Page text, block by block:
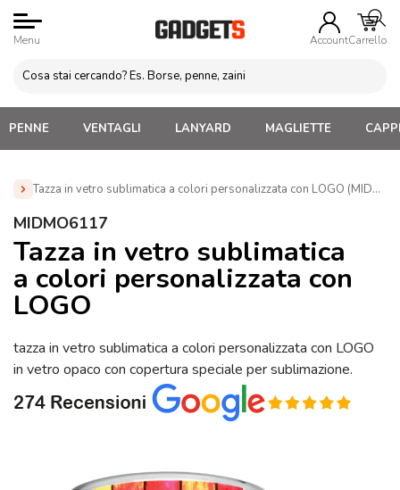
Menu AccountCarrello
PENNE VENTAGLI LANYARD MAGLIETTE
Tazza in vetro sublimatica a colori personalizzata con LOGO
Home » Tazze e bicchieri
(MIDMO6117)
MIDMO6117
Tazza in vetro sublimatica
a colori personalizzata con
LOGO
tazza in vetro sublimatica a colori personalizzata con LOGO
in vetro opaco con copertura speciale per sublimazione.